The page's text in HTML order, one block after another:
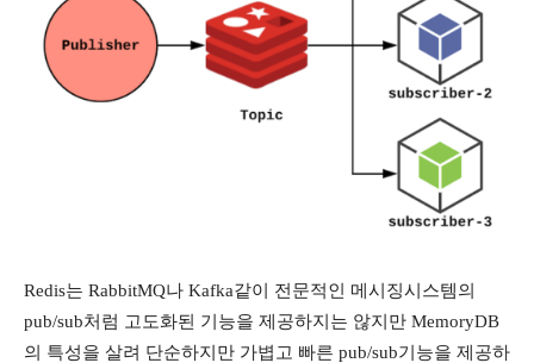
Redis는 RabbitMQ나 Kafka같이 전문적인 메시징시스템의
pub/sub처럼 고도화된 기능을 제공하지는 않지만 MemoryDB
의 특성을 살려 단순하지만 가볍고 빠른 pub/sub기능을 제공하